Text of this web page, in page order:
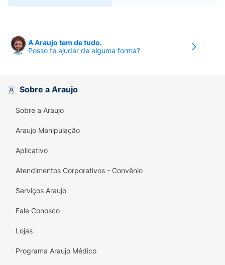
A Araujo tem de tudo.
Posso te ajudar de alguma forma?
Sobre a Araujo
Sobre a Araujo
Araujo Manipulação
Aplicativo
Atendimentos Corporativos - Convênio
Serviços Araujo
Fale Conosco
Lojas
Programa Araujo Médico